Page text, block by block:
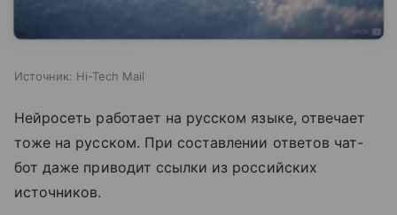
Источник: Hi-Tech Mail
Нейросеть работает на русском языке, отвечает
тоже на русском. При составлении ответов чат-
бот даже приводит ссылки из российских
источников.